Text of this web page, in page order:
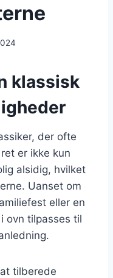
klassisk
der ofte
er ikke kun
alsidig, hvilket
Uanset om
eller en
ovn tilpasses til
tilberede